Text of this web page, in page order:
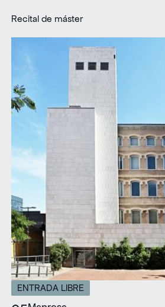
Recital de máster
ENTRADA LIBRE